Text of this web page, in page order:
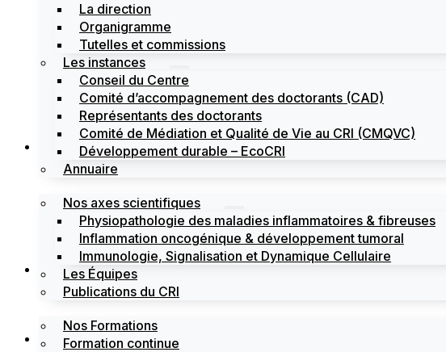
La direction
Organigramme
Tutelles et commissions
Les instances
Conseil du Centre
Comité d’accompagnement des doctorants (CAD)
Représentants des doctorants
Comité de Médiation et Qualité de Vie au CRI (CMQVC)
Développement durable – EcoCRI
Annuaire
Recherche
Nos axes scientifiques
Physiopathologie des maladies inflammatoires & fibreuses
Inflammation oncogénique & développement tumoral
Immunologie, Signalisation et Dynamique Cellulaire
Les Équipes
Publications du CRI
Formations
Nos Formations
Formation continue
Labels